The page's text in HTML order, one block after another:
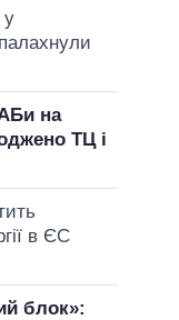
у
на
ТЦ і
в ЄС
блок»: